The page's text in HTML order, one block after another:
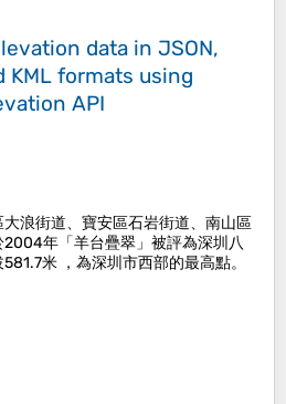
data in JSON,
KML formats using
API
浪街道、寶安區石岩街道、南山區
年「羊台疊翠」被評為深圳八
米 ，為深圳市西部的最高點。